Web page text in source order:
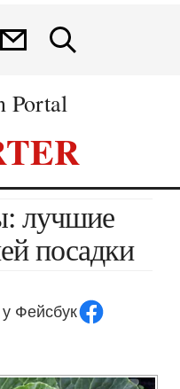
Portal
посадки
у Фейсбук